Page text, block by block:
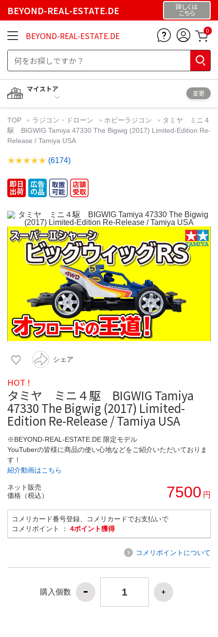
BEYOND-REAL-ESTATE.DE 詳しくは
こちら
BEYOND-REAL-ESTATE.DE 0
マイストア
変更
TOP ラジコン・ドローン ホビーラジコン
タミヤ ミニ４
駆 BIGWIG Tamiya 47330 The Bigwig (2017) Limited-Edition Re-
Release / Tamiya USA
(6174)
シェア
HOT !
タミヤ ミニ４駆 BIGWIG Tamiya
47330 The Bigwig (2017) Limited-
Edition Re-Release / Tamiya USA
※BEYOND-REAL-ESTATE.DE 限定モデル
YouTuberの皆様に商品の使い心地などをご紹介いただいておりま
す！
紹介動画はこちら
ネット販売
価格（税込）
7500 円
コメリカード番号登録、コメリカードでお支払いで
コメリポイント ： 4ポイント獲得
コメリポイントについて
購入個数